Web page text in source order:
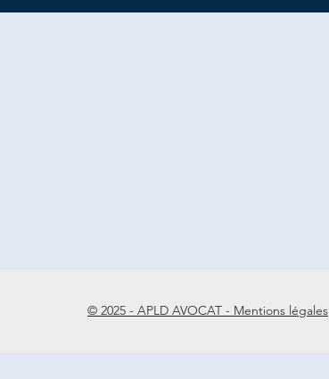
© 2025 - APLD AVOCAT - Mentions légales